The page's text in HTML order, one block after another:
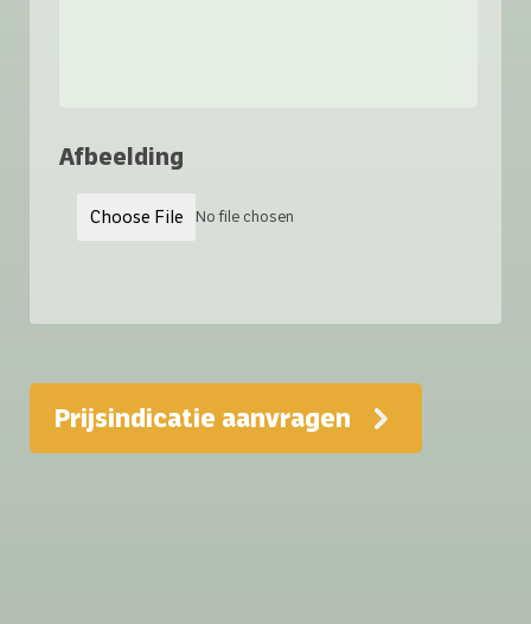
Afbeelding
Choose File No file chosen
Prijsindicatie aanvragen